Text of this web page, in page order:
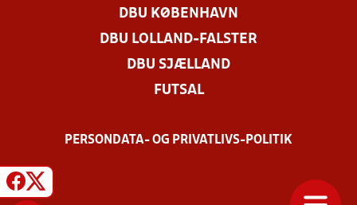
DBU KØBENHAVN
DBU LOLLAND-FALSTER
DBU SJÆLLAND
FUTSAL
PERSONDATA- OG PRIVATLIVS-POLITIK